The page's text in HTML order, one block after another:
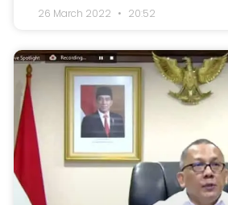
26 March 2022 20:52